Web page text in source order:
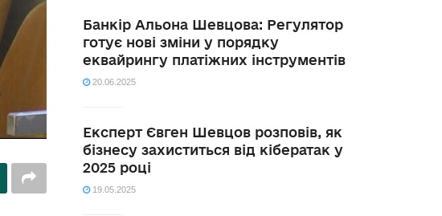
Банкір Альона Шевцова: Регулятор
готує нові зміни у порядку
еквайрингу платіжних інструментів
20.06.2025
Експерт Євген Шевцов розповів, як
бізнесу захиститься від кібератак у
2025 році
19.05.2025